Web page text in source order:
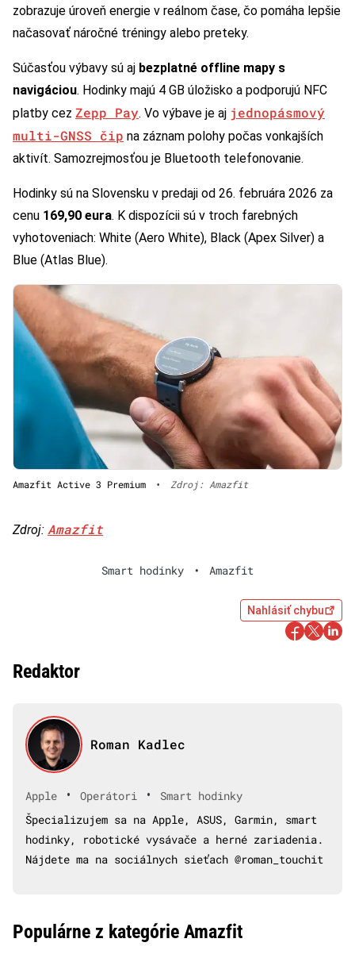
zobrazuje úroveň energie v reálnom čase, čo pomáha lepšie
načasovať náročné tréningy alebo preteky.
Súčasťou výbavy sú aj bezplatné offline mapy s
navigáciou. Hodinky majú 4 GB úložisko a podporujú NFC
platby cez Zepp Pay. Vo výbave je aj jednopásmový
multi-GNSS čip na záznam polohy počas vonkajších
aktivít. Samozrejmosťou je Bluetooth telefonovanie.
Hodinky sú na Slovensku v predaji od 26. februára 2026 za
cenu 169,90 eura. K dispozícii sú v troch farebných
vyhotoveniach: White (Aero White), Black (Apex Silver) a
Blue (Atlas Blue).
Amazfit Active 3 Premium • Zdroj: Amazfit
Zdroj: Amazfit
Smart hodinky • Amazfit
Nahlásiť chybu
Redaktor
Roman Kadlec
Apple • Operátori •
Smart hodinky
Špecializujem sa na Apple, ASUS, Garmin, smart
hodinky, robotické vysávače a herné zariadenia.
Nájdete ma na sociálnych sieťach @roman_touchit
Populárne z kategórie Amazfit